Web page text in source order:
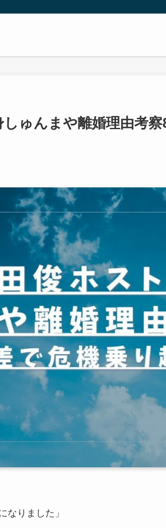
ゅんまや離婚理由考
なりました」